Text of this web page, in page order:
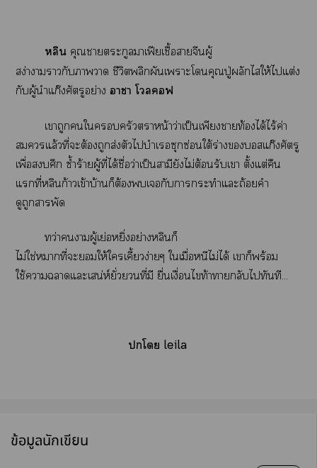
หลินคุณาตระกูลาเฟียเชื้อาจีนผู้
สง่าาากับาา ชีวิตพลิกผันเาะโคุณปู่ผลักไให้ไแต่ง
กับผู้นำแก๊งศัตรูอย่าง าา โลฟ
เาถูกใครัวาหน้าว่าเป็นเพียงาท้องได้ไร้ค่า
แล้วที่ะต้องถูกส่งตัวไบำเรอซุกซ่อนใต้ร่างสแก๊งศัตรู
เพื่อศึก ซ้ำร้ายผู้ที่ได้ชื่อว่าเป็นสามียังไม่ต้อนรับเา ตั้งแต่คืน
แที่หลินก้าวเข้าบ้านก็ต้องเกับาะทำแะถ้อยคำ
ดูถูกาพัด
ทว่าาผู้เย่อหยิ่งอย่างหลินก็
ไม่ใช่าที่ะให้ใเคี้ยวง่ายๆ ใเมื่อหนีไม่ได้ เาก็พร้อม
ใช้าาแะเสน่ห์ยั่วยวนที่มี ยื่นเงื่อนไท้าากลับไทันที...
โ leila
ข้อมูลนักเขียน